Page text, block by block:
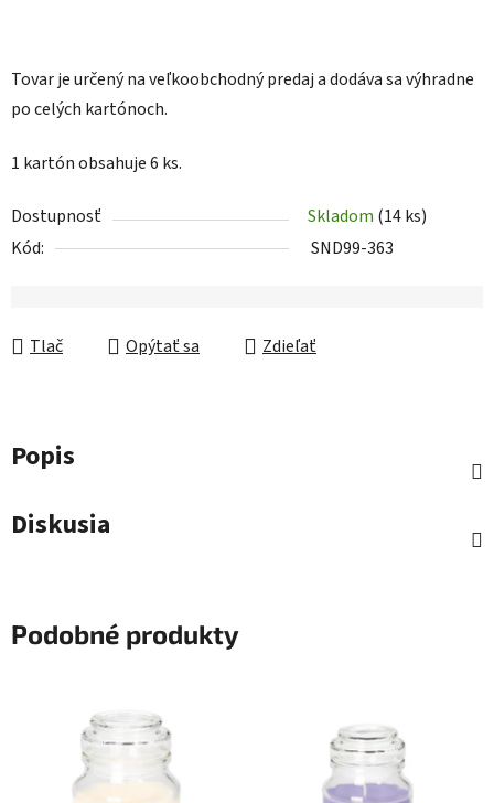
Tovar je určený na veľkoobchodný predaj a dodáva sa výhradne
po celých kartónoch.
1 kartón obsahuje 6 ks.
Dostupnosť Skladom (14 ks)
Kód:
SND99-363
Tlač Opýtať sa Zdieľať
Popis
Diskusia
Podobné produkty